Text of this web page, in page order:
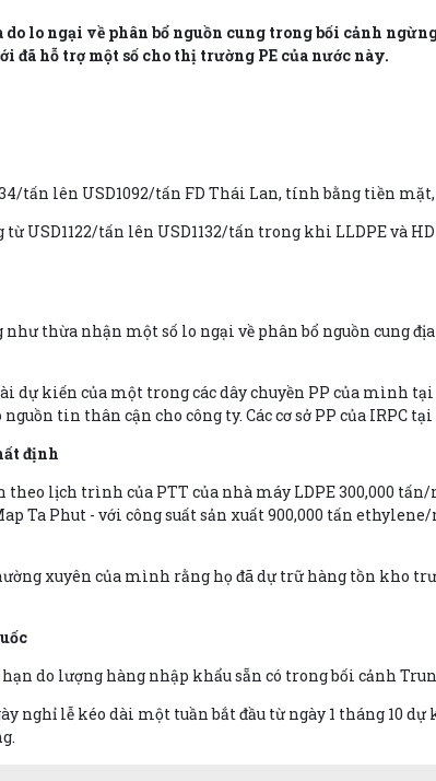
lo ngại về phân bổ nguồn cung trong bối cảnh
đã hỗ trợ một số cho thị trường PE của nước này.
tấn lên USD1092/tấn FD Thái Lan, tính bằng tiền
USD1122/tấn lên USD1132/tấn trong khi LLDPE và
thừa nhận một số lo ngại về phân bổ nguồn cung
dự kiến của một trong các dây chuyền PP của mình
tin thân cận cho công ty. Các cơ sở PP của IRPC
định
lịch trình của PTT của nhà máy LDPE 300,000
Ta Phut - với công suất sản xuất 900,000 tấn
xuyên của mình rằng họ đã dự trữ hàng tồn kho
do lượng hàng nhập khẩu sẵn có trong bối cảnh
lễ kéo dài một tuần bắt đầu từ ngày 1 tháng 10